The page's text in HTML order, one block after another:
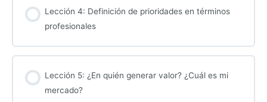
Lección 4: Definición de prioridades en términos
profesionales
Lección 5: ¿En quién generar valor? ¿Cuál es mi
mercado?